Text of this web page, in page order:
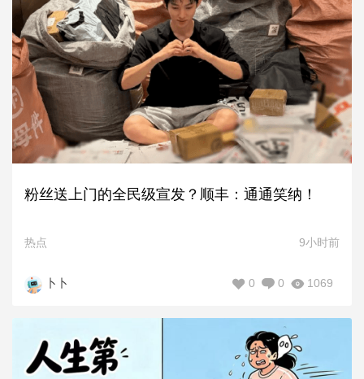
粉丝送上门的全民级宣发？顺丰：通通笑纳！
热点 9小时前
卜卜 1069
0
0